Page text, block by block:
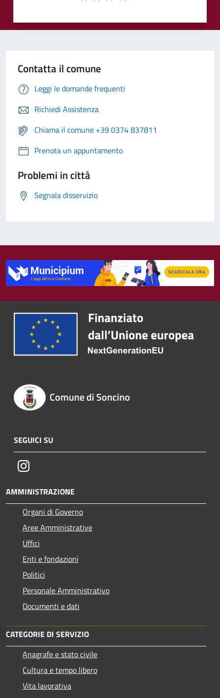
Contatta il comune
Leggi le domande frequenti
Richiedi Assistenza
Chiama il comune +39 0374 837811
Prenota un appuntamento
Problemi in città
Segnala disservizio
Comune di Soncino
SEGUICI SU
Instagram
AMMINISTRAZIONE
Organi di Governo
Aree Amministrative
Uffici
Enti e fondazioni
Politici
Personale Amministrativo
Documenti e dati
CATEGORIE DI SERVIZIO
Anagrafe e stato civile
Cultura e tempo libero
Vita lavorativa